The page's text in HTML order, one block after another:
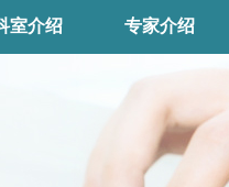
室介绍 专家介绍